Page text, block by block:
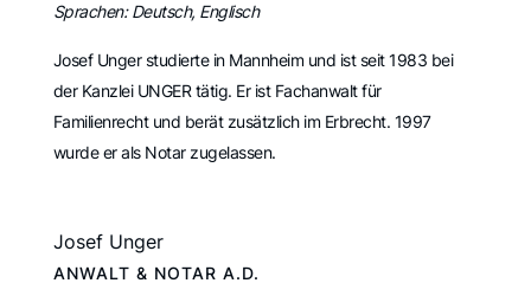
Sprachen: Deutsch, Englisch
Josef Unger studierte in Mannheim und ist seit 1983 bei
der Kanzlei UNGER tätig. Er ist Fachanwalt für
Familienrecht und berät zusätzlich im Erbrecht. 1997
wurde er als Notar zugelassen.
Josef Unger
ANWALT & NOTAR A.D.